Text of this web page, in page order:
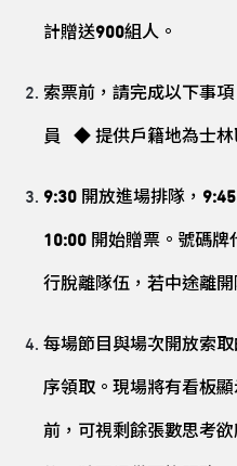
計贈送900組人。
索票前，請完成以下事項
員 ◆ 提供戶籍地為士林
9:30 開放進場排隊， 9:45
10:00 開始贈票。號碼牌
行脫離隊伍，若中途離開
每場節目與場次開放索
序領取。現場將有看板
前，可視剩餘張數思考